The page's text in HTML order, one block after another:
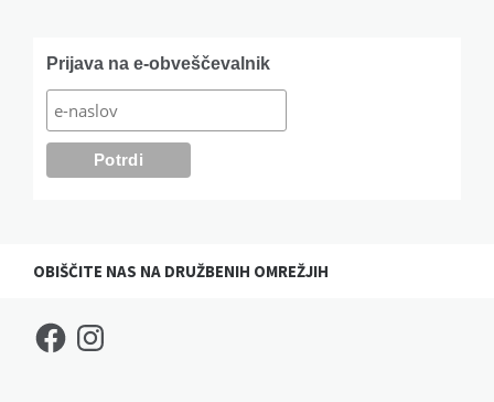
WidgetsPrijava na e-obveščevalnik
OBIŠČITE NAS NA DRUŽBENIH OMREŽJIH
FacebookInstagram